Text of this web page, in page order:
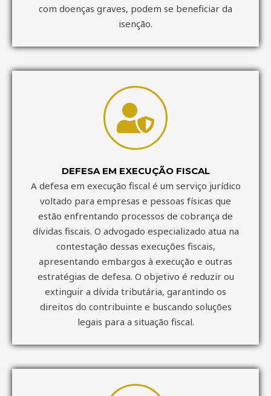
com doenças graves, podem se beneficiar da
isenção.
DEFESA EM EXECUÇÃO FISCAL
A defesa em execução fiscal é um serviço jurídico
voltado para empresas e pessoas físicas que
estão enfrentando processos de cobrança de
dívidas fiscais. O advogado especializado atua na
contestação dessas execuções fiscais,
apresentando embargos à execução e outras
estratégias de defesa. O objetivo é reduzir ou
extinguir a dívida tributária, garantindo os
direitos do contribuinte e buscando soluções
legais para a situação fiscal.